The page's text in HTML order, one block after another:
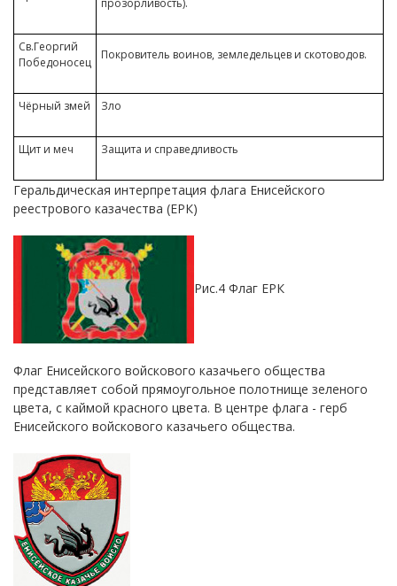
Св.Георгий
Победоносец
Покровитель воинов, земледельцев и скотоводов.
Чёрный змей Зло
Щит и меч Защита и справедливость
Геральдическая интерпретация флага Енисейского
реестрового казачества (ЕРК)
Рис.4 Флаг ЕРК
Флаг Енисейского войскового казачьего общества
представляет собой прямоугольное полотнище зеленого
цвета, с каймой красного цвета. В центре флага - герб
Енисейского войскового казачьего общества.